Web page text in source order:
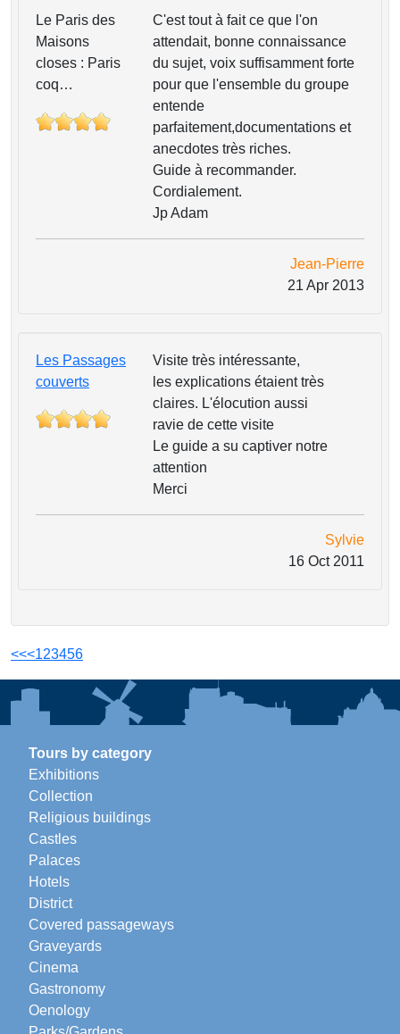
Le Paris des
Maisons
closes : Paris
coq…
C'est tout à fait ce que l'on
attendait, bonne connaissance
du sujet, voix suffisamment forte
pour que l'ensemble du groupe
entende
parfaitement,documentations et
anecdotes très riches.
Guide à recommander.
Cordialement.
Jp Adam
Jean-Pierre
21 Apr 2013
Les Passages
couverts
Visite très intéressante,
les explications étaient très
claires. L'élocution aussi
ravie de cette visite
Le guide a su captiver notre
attention
Merci
Sylvie
16 Oct 2011
<<<123456
Tours by category
Exhibitions
Collection
Religious buildings
Castles
Palaces
Hotels
District
Covered passageways
Graveyards
Cinema
Gastronomy
Oenology